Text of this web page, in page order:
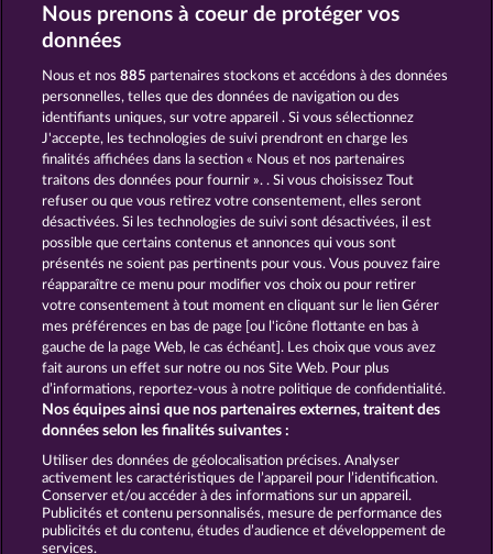
PALACE OF TREASURES THE BLACK BOOK OF PIRATES
THE WARLOCKS BOOK RAMSES BOOK
CGU Charte de confidentialité
Mentions légales Société FAQ
Facebook
Envoyer la demande de rétractation
Nous prenons à coeur de protéger vos
données
Nous et nos885 partenaires stockons et accédons à des données
personnelles, telles que des données de navigation ou des
identifiants uniques, sur votre appareil . Si vous sélectionnez
J'accepte, les technologies de suivi prendront en charge les
finalités affichées dans la section « Nous et nos partenaires
traitons des données pour fournir ». . Si vous choisissez Tout
refuser ou que vous retirez votre consentement, elles seront
désactivées. Si les technologies de suivi sont désactivées, il est
possible que certains contenus et annonces qui vous sont
présentés ne soient pas pertinents pour vous. Vous pouvez faire
réapparaître ce menu pour modifier vos choix ou pour retirer
votre consentement à tout moment en cliquant sur le lien Gérer
mes préférences en bas de page [ou l'icône flottante en bas à
gauche de la page Web, le cas échéant]. Les choix que vous avez
fait aurons un effet sur notre ou nos Site Web. Pour plus
d’informations, reportez-vous à notre politique de confidentialité.
Nos équipes ainsi que nos partenaires externes, traitent des
données selon les finalités suivantes :
Utiliser des données de géolocalisation précises. Analyser
activement les caractéristiques de l’appareil pour l’identification.
Conserver et/ou accéder à des informations sur un appareil.
Publicités et contenu personnalisés, mesure de performance des
publicités et du contenu, études d’audience et développement de
services.